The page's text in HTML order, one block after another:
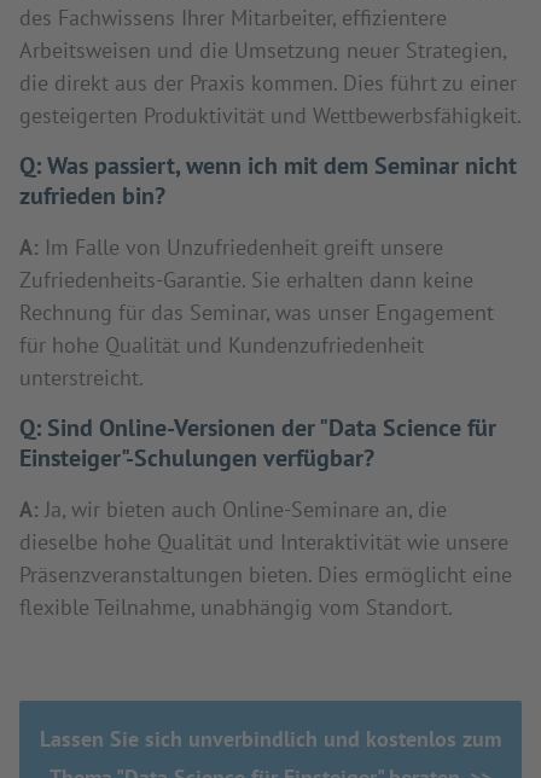
des Fachwissens Ihrer Mitarbeiter, effizientere
Arbeitsweisen und die Umsetzung neuer Strategien,
die direkt aus der Praxis kommen. Dies führt zu einer
gesteigerten Produktivität und Wettbewerbsfähigkeit.
Q:Was passiert, wenn ich mit dem Seminar nicht
zufrieden bin?
A: Im Falle von Unzufriedenheit greift unsere
Zufriedenheits-Garantie. Sie erhalten dann keine
Rechnung für das Seminar, was unser Engagement
für hohe Qualität und Kundenzufriedenheit
unterstreicht.
Q: Sind Online-Versionen der "Data Science für
Einsteiger"-Schulungen verfügbar?
A: Ja, wir bieten auch Online-Seminare an, die
dieselbe hohe Qualität und Interaktivität wie unsere
Präsenzveranstaltungen bieten. Dies ermöglicht eine
flexible Teilnahme, unabhängig vom Standort.
Lassen Sie sich unverbindlich und kostenlos zum